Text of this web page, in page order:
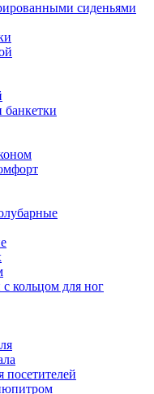
сиденьями
банкетки
кольцом для ног
посетителей